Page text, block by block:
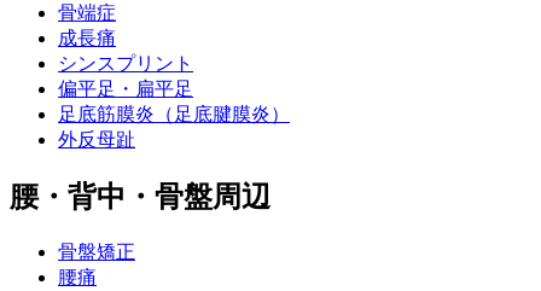
骨端症
成長痛
シンスプリント
偏平足・扁平足
足底筋膜炎（足底腱膜炎）
外反母趾
腰・背中・骨盤周辺
骨盤矯正
腰痛